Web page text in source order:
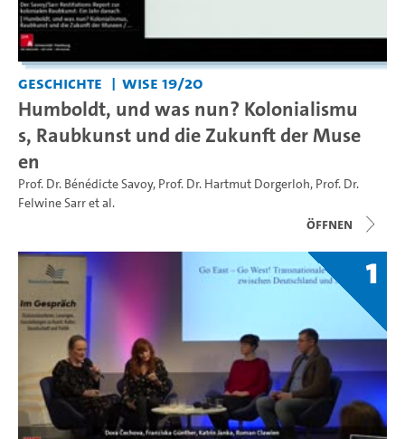
Geschichte WiSe 19/20
Humboldt, und was nun? Kolonialismu
s, Raubkunst und die Zukunft der Muse
en
Prof. Dr. Bénédicte Savoy, Prof. Dr. Hartmut Dorgerloh, Prof. Dr.
Felwine Sarret al.
Öffnen
1